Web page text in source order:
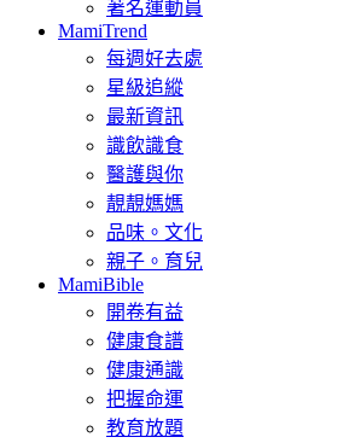
著名運動員
MamiTrend
每週好去處
星級追縱
最新資訊
識飲識食
醫護與你
靚靚媽媽
品味。文化
親子。育兒
MamiBible
開卷有益
健康食譜
健康通識
把握命運
教育放題